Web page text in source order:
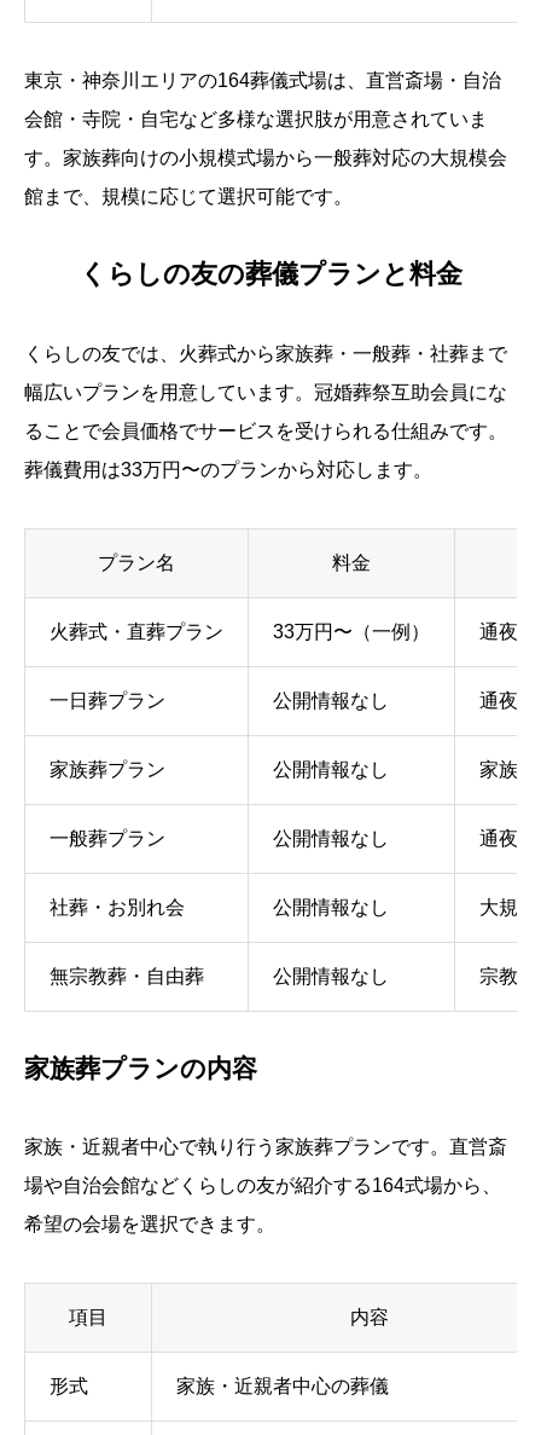
東京・神奈川エリアの164葬儀式場は、直営斎場・自治
会館・寺院・自宅など多様な選択肢が用意されていま
す。家族葬向けの小規模式場から一般葬対応の大規模会
館まで、規模に応じて選択可能です。
くらしの友の葬儀プランと料金
くらしの友では、火葬式から家族葬・一般葬・社葬まで
幅広いプランを用意しています。冠婚葬祭互助会員にな
ることで会員価格でサービスを受けられる仕組みです。
葬儀費用は33万円〜のプランから対応します。
プラン名 料金
火葬式・直葬プラン 33万円〜（一例） 通夜
一日葬プラン 公開情報なし 通夜
家族葬プラン 公開情報なし 家族
一般葬プラン 公開情報なし 通夜
社葬・お別れ会 公開情報なし 大規
無宗教葬・自由葬 公開情報なし 宗教
家族葬プランの内容
家族・近親者中心で執り行う家族葬プランです。直営斎
場や自治会館などくらしの友が紹介する164式場から、
希望の会場を選択できます。
項目 内容
形式 家族・近親者中心の葬儀